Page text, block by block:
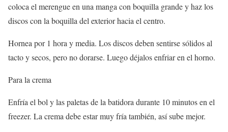
coloca el merengue en una manga con boquilla grande y haz los
discos con la boquilla del exterior hacia el centro.
Hornea por 1 hora y media. Los discos deben sentirse sólidos al
tacto y secos, pero no dorarse. Luego déjalos enfriar en el horno.
Para la crema
Enfría el bol y las paletas de la batidora durante 10 minutos en el
freezer. La crema debe estar muy fría también, así sube mejor.